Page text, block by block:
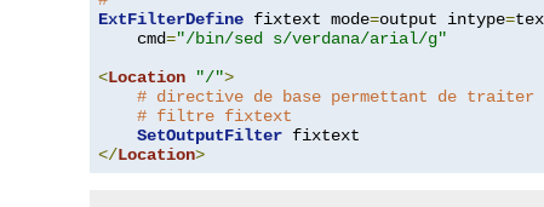
ExtFilterDefine fixtext mode=output intype=
    cmd
="/bin/sed s/verdana/arial/g"
<Location "/">
# directive de base permettant de
# filtre fixtext
SetOutputFilter
</Location>